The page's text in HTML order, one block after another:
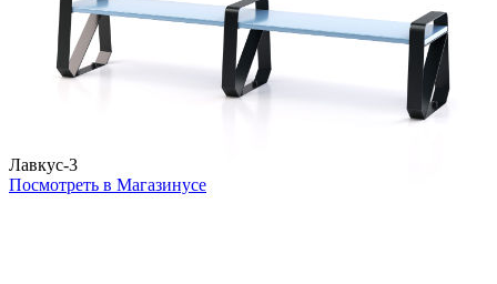
Лавкус-3
Посмотреть в Магазинусе